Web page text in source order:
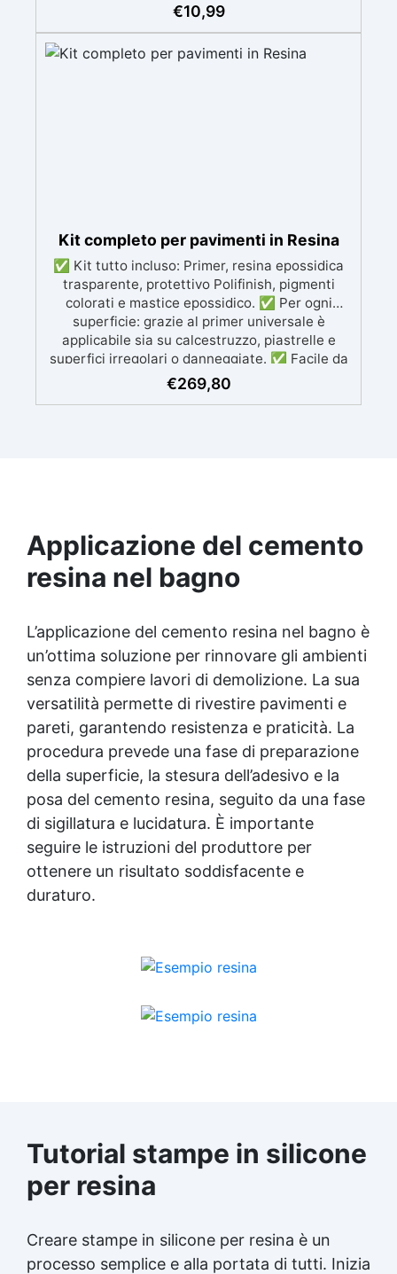
condizioni atmosferiche e resistente agli UV. ✅
verticali, senza rischio di colature. ✅ Facile da
usare: Miscelazione semplice con rapporto
€10,99
Kit completo per pavimenti in Resina
✅ Kit tutto incluso: Primer, resina epossidica
trasparente, protettivo Polifinish, pigmenti
colorati e mastice epossidico. ✅ Per ogni
superficie: grazie al primer universale è
applicabile sia su calcestruzzo, piastrelle e
superfici irregolari o danneggiate. ✅ Facile da
applicare: Video Guida completa inclusa, 3
semplici passaggi, dalla preparazione della
€269,80
Applicazione del cemento
resina nel bagno
L’applicazione del cemento resina nel bagno è
un’ottima soluzione per rinnovare gli ambienti
senza compiere lavori di demolizione. La sua
versatilità permette di rivestire pavimenti e
pareti, garantendo resistenza e praticità. La
procedura prevede una fase di preparazione
della superficie, la stesura dell’adesivo e la
posa del cemento resina, seguito da una fase
di sigillatura e lucidatura. È importante
seguire le istruzioni del produttore per
ottenere un risultato soddisfacente e
duraturo.
Tutorial stampe in silicone
per resina
Creare stampe in silicone per resina è un
processo semplice e alla portata di tutti. Inizia